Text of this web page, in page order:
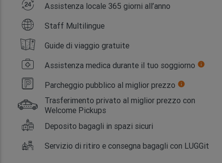
Assistenza locale 365 giorni all’anno
Staff Multilingue
Guide di viaggio gratuite
Assistenza medica durante il tuo soggiorno info
Parcheggio pubblico al miglior prezzo info
Trasferimento privato al miglior prezzo con
Welcome Pickups
Deposito bagagli in spazi sicuri
Servizio di ritiro e consegna bagagli con LUGGit